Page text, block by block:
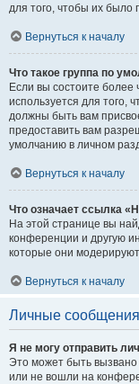
для того, чтобы их было
Вернуться к началу
Что такое группа по
Если вы состоите
используется для того,
должны быть вам
предоставить вам
умолчанию в личном
Вернуться к началу
Что означает ссылка
На этой странице вы
конференции и другую
которые они
Вернуться к началу
Личные сообщения
Я не могу отправить
Это может быть
или не вошли на